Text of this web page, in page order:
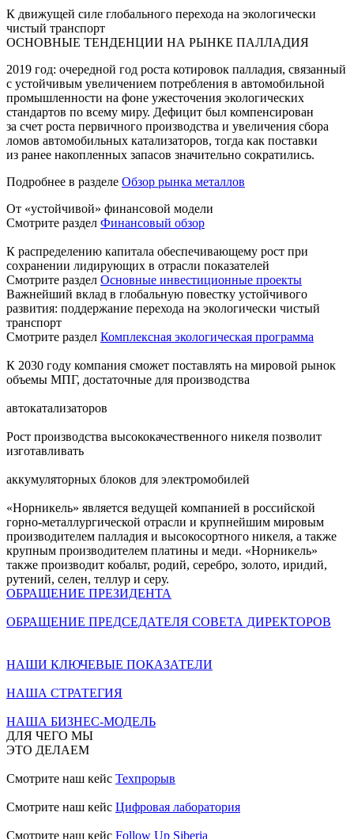
К движущей силе глобального перехода на экологически
чистый транспорт
ОСНОВНЫЕ ТЕНДЕНЦИИ НА РЫНКЕ ПАЛЛАДИЯ
2019 год: очередной год роста котировок палладия, связанный
с устойчивым увеличением потребления в автомобильной
промышленности на фоне ужесточения экологических
стандартов по всему миру. Дефицит был компенсирован
за счет роста первичного производства и увеличения сбора
ломов автомобильных катализаторов, тогда как поставки
из ранее накопленных запасов значительно сократились.
Подробнее в разделе Обзор рынка металлов
От «устойчивой» финансовой модели
Смотрите раздел Финансовый обзор
К распределению капитала обеспечивающему рост при
сохранении лидирующих в отрасли показателей
Смотрите раздел Основные инвестиционные проекты
Важнейший вклад в глобальную повестку устойчивого
развития: поддержание перехода на экологически чистый
транспорт
Смотрите раздел Комплексная экологическая программа
К 2030 году компания сможет поставлять на мировой рынок
объемы МПГ, достаточные для производства
автокатализаторов
Рост производства высококачественного никеля позволит
изготавливать
аккумуляторных блоков для электромобилей
«Норникель» является ведущей компанией в российской
горно-металлургической отрасли и крупнейшим мировым
производителем палладия и высокосортного никеля, а также
крупным производителем платины и меди. «Норникель»
также производит кобальт, родий, серебро, золото, иридий,
рутений, селен, теллур и серу.
ОБРАЩЕНИЕ ПРЕЗИДЕНТА
ОБРАЩЕНИЕ ПРЕДСЕДАТЕЛЯ СОВЕТА ДИРЕКТОРОВ
НАШИ КЛЮЧЕВЫЕ ПОКАЗАТЕЛИ
НАША СТРАТЕГИЯ
НАША БИЗНЕС-МОДЕЛЬ
ДЛЯ ЧЕГО МЫ
ЭТО ДЕЛАЕМ
Смотрите наш кейс Техпрорыв
Смотрите наш кейс Цифровая лаборатория
Смотрите наш кейс Follow Up Siberia